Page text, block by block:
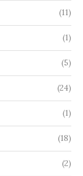
(11)
(1)
(5)
(24)
(1)
(18)
(2)